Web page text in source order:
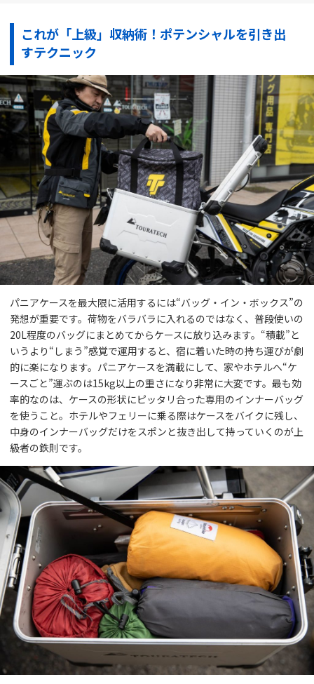
これが「上級」収納術！ポテンシャルを引き出
すテクニック
パニアケースを最大限に活用するには“バッグ・イン・ボックス”の
発想が重要です。荷物をバラバラに入れるのではなく、普段使いの
20L程度のバッグにまとめてからケースに放り込みます。“積載”と
いうより“しまう”感覚で運用すると、宿に着いた時の持ち運びが劇
的に楽になります。パニアケースを満載にして、家やホテルへ“ケ
ースごと”運ぶのは15kg以上の重さになり非常に大変です。最も効
率的なのは、ケースの形状にピッタリ合った専用のインナーバッグ
を使うこと。ホテルやフェリーに乗る際はケースをバイクに残し、
中身のインナーバッグだけをスポンと抜き出して持っていくのが上
級者の鉄則です。